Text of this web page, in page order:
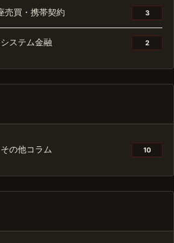
売買・携帯契約 3
システム金融 2
その他コラム 10